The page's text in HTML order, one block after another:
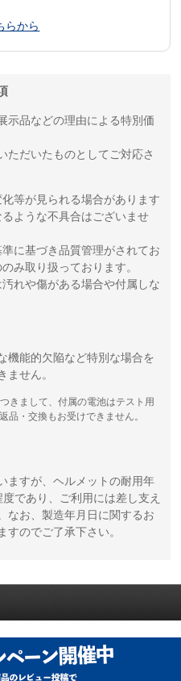
らから
示品などの理由による特別価
ただいたものとしてご対応さ
等が見られる場合があります
ような不具合はございませ
に基づき品質管理がされてお
み取り扱っております。
れや傷がある場合や付属しな
機能的欠陥など特別な場合を
ません。
きまして、付属の電池はテスト用
品・交換もお受けできません。
ますが、ヘルメットの耐用年
であり、ご利用には差し支え
なお、製造年月日に関するお
すのでご了承下さい。